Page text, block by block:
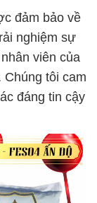
đảm bảo về
nghiệm sự
viên của
tôi cam
đáng tin cậy